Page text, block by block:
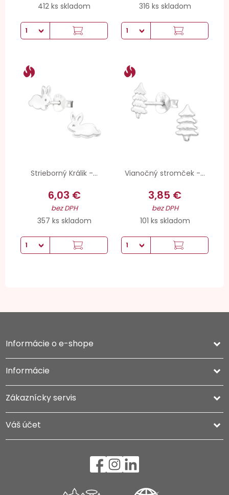
412 ks skladom
316 ks skladom
Strieborný Králik -...
6,03 €
bez DPH
357 ks skladom
Vianočný stromček -...
3,85 €
bez DPH
101 ks skladom
Informácie o e-shope keyboard_arrow_down
Informácie 
Zákaznícky servis 
Váš účet 